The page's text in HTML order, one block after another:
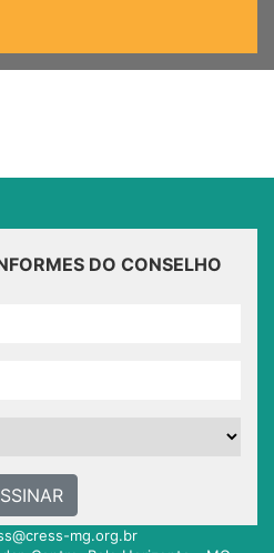
DO CONSELHO
mg.org.br